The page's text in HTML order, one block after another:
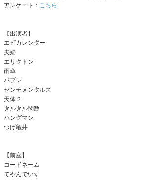
アンケート： こちら
【出演者】
エビカレンダー
夫婦
エリクトン
雨傘
パブン
センチメンタルズ
天体２
タルタル関数
ハングマン
つげ亀井
【前座】
コードネーム
てやんでいず